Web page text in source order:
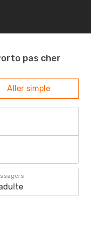
pas cher
Aller simple